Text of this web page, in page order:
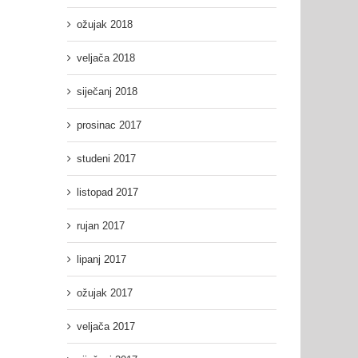
ožujak 2018
veljača 2018
siječanj 2018
prosinac 2017
studeni 2017
listopad 2017
rujan 2017
lipanj 2017
ožujak 2017
veljača 2017